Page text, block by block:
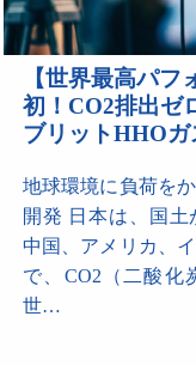
【世界最高パフ
初！CO2排出ゼ
ブリットHHO
地球環境に負荷を
開発 日本は、国土
中国、アメリカ、
で、CO2（二酸化
世…